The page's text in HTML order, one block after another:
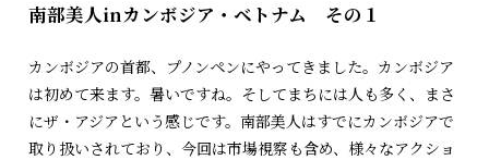
南部美人inカンボジア・ベトナム その１
カンボジアの首都、プノンペンにやってきました。カンボジア
は初めて来ます。暑いですね。そしてまちには人も多く、まさ
にザ・アジアという感じです。南部美人はすでにカンボジアで
取り扱いされており、今回は市場視察も含め、様々なアクショ